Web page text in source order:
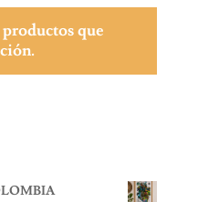
que